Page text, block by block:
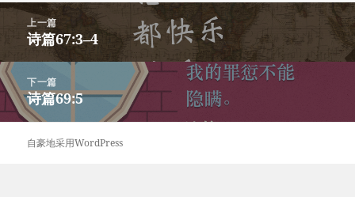
于
文
航
上一篇
上
文
章：
诗篇67:3–4
下一篇
下
篇
文
诗篇69:5
自豪地采用WordPress